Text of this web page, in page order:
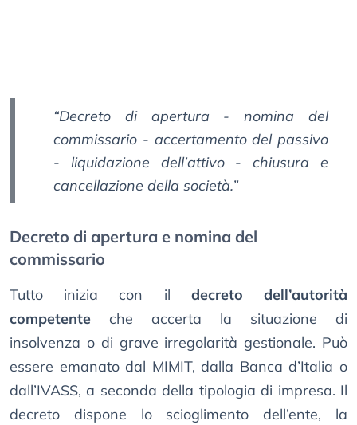
“Decreto di apertura - nomina del
commissario - accertamento del passivo
- liquidazione dell’attivo - chiusura e
cancellazione della società.”
Decreto di apertura e nomina del
commissario
Tutto inizia con il decreto dell’autorità
competente che accerta la situazione di
insolvenza o di grave irregolarità gestionale. Può
essere emanato dal MIMIT, dalla Banca d’Italia o
dall’IVASS, a seconda della tipologia di impresa. Il
decreto dispone lo scioglimento dell’ente, la